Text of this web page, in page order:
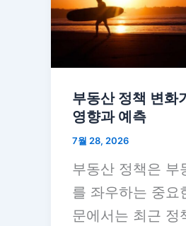
부동산 정책 변화
영향과 예측
7월 28, 2026
부동산 정책은 부
를 좌우하는 중요
문에서는 최근 정